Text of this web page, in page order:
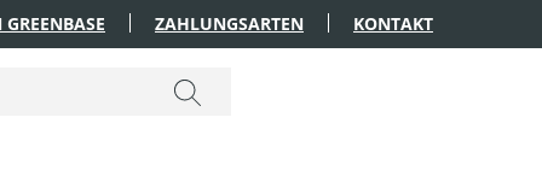
ZAHLUNGSARTEN KONTAKT